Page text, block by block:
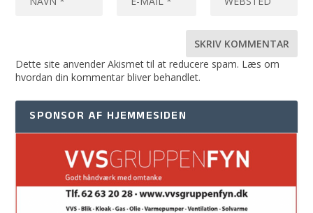
Dette site anvender Akismet til at reducere spam. Læs om
hvordan din kommentar bliver behandlet.
SPONSOR AF HJEMMESIDEN